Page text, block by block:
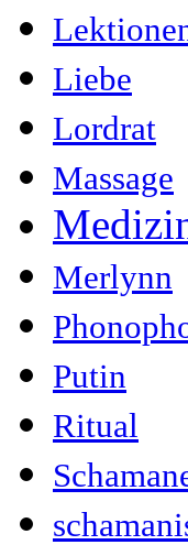
Liebe
Lordrat
Massage
Merlynn
Putin
Ritual